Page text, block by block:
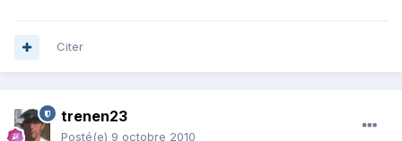
Citer
trenen23
Posté(e) 9 octobre 2010